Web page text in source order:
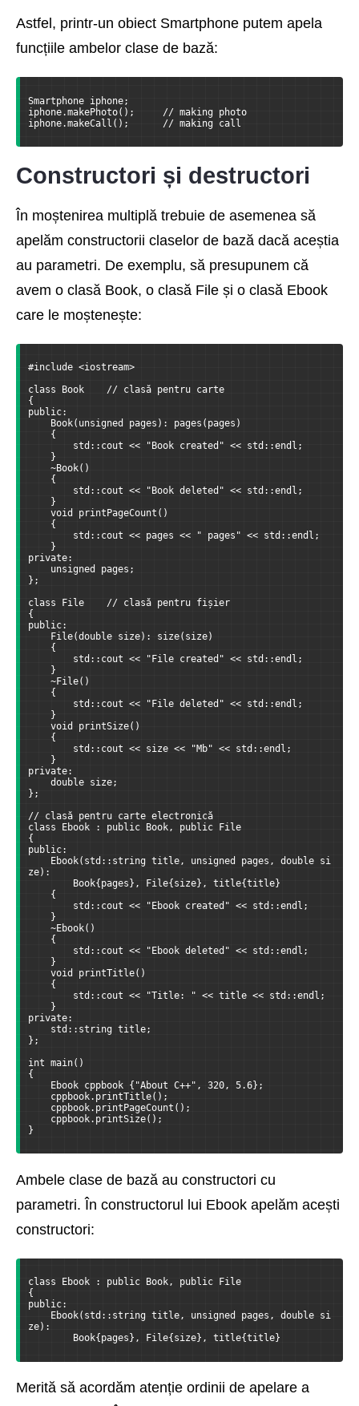
Astfel, printr-un obiect Smartphone putem apela
funcțiile ambelor clase de bază:
Smartphone iphone;
iphone.makePhoto();     // making photo
iphone.makeCall();      // making call
Constructori și destructori
În moștenirea multiplă trebuie de asemenea să
apelăm constructorii claselor de bază dacă aceștia
au parametri. De exemplu, să presupunem că
avem o clasă Book, o clasă File și o clasă Ebook
care le moștenește:
#include <iostream>
class Book    // clasă pentru carte
{
public:
Book(unsigned pages): pages(pages)
{
std::cout << "Book created" << std::endl;
}
~Book()
{
std::cout << "Book deleted" << std::endl;
}
void printPageCount()
{
std::cout << pages << " pages" << std::endl;
}
private:
unsigned pages;
};
class File    // clasă pentru fișier
{
public:
File(double size): size(size)
{
std::cout << "File created" << std::endl;
}
~File()
{
std::cout << "File deleted" << std::endl;
}
void printSize()
{
std::cout << size << "Mb" << std::endl;
}
private:
double size;
};
// clasă pentru carte electronică
class Ebook : public Book, public File
{
public:
Ebook(std::string title, unsigned pages, double si
ze):
Book{pages}, File{size}, title{title}
{
std::cout << "Ebook created" << std::endl;
}
~Ebook()
{
std::cout << "Ebook deleted" << std::endl;
}
void printTitle()
{
std::cout << "Title: " << title << std::endl;
}
private:
std::string title;
};
int main()
{
Ebook cppbook {"About C++", 320, 5.6};
cppbook.printTitle();
cppbook.printPageCount();
cppbook.printSize();
}
Ambele clase de bază au constructori cu
parametri. În constructorul lui Ebook apelăm acești
constructori:
class Ebook : public Book, public File
{
public:
Ebook(std::string title, unsigned pages, double si
ze):
Book{pages}, File{size}, title{title}
Merită să acordăm atenție ordinii de apelare a